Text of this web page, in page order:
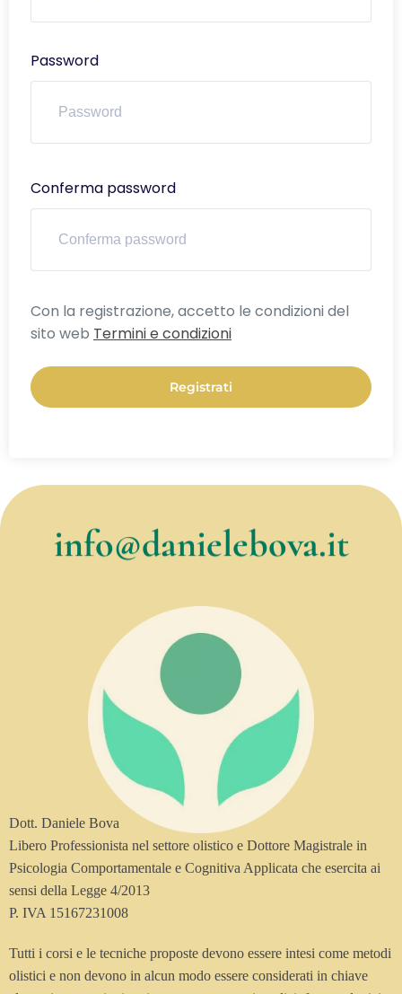
Password
Conferma password
Alternative:
Con la registrazione, accetto le condizioni del
sito web Termini e condizioni
Registrati
info@danielebova.it
Dott. Daniele Bova
Libero Professionista nel settore olistico e Dottore Magistrale in
Psicologia Comportamentale e Cognitiva Applicata che esercita ai
sensi della Legge 4/2013
P. IVA 15167231008
Tutti i corsi e le tecniche proposte devono essere intesi come metodi
olistici e non devono in alcun modo essere considerati in chiave